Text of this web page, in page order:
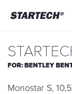
FOR:BENTLEY
Monostar S,